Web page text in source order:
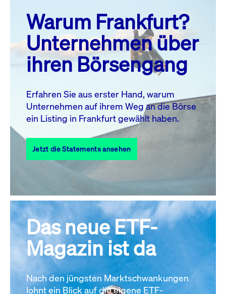
MO. DI. MI. DO. FR. SA. SO.
1
2
3
4 5 6 7 8
10 11 13 14
17
18 19 20 21 22
23
27 28
31
Alle Events
Warum Frankfurt?
Unternehmen über
ihren Börsengang
Erfahren Sie aus erster Hand, warum
Unternehmen auf ihrem Weg an die Börse
ein Listing in Frankfurt gewählt haben.
Jetzt die Statements ansehen
Das neue ETF-
Magazin ist da
Nach den jüngsten Marktschwankungen
lohnt ein Blick auf die eigene ETF-